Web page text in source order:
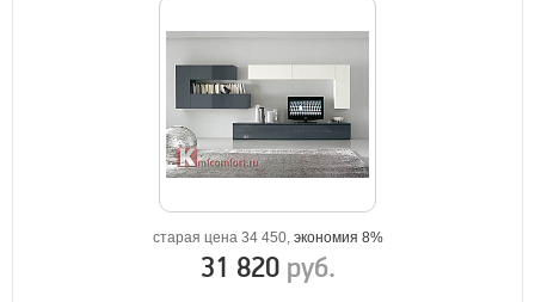
старая цена 34 450, экономия 8%
31 820 руб.